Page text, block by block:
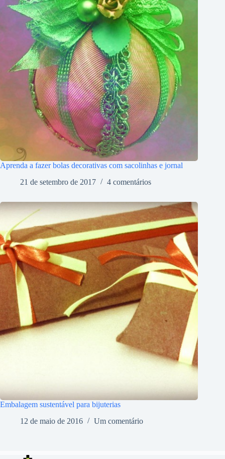
Aprenda a fazer bolas decorativas com sacolinhas e jornal
21 de setembro de 2017
4 comentários
Embalagem sustentável para bijuterias
12 de maio de 2016
Um comentário